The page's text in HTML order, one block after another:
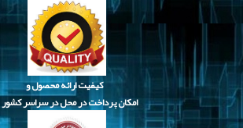
کیفیت ارائه محصول و
امکان پرداخت در محل در سراسر کشور